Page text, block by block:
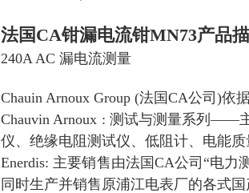
法国CA钳漏电流钳MN73产品
240A AC 漏电流测量
Chauin Arnoux Group (法国CA公司)依
Chauvin Arnoux : 测试与测量系列——
仪、绝缘电阻测试仪、低阻计、电能
Enerdis: 主要销售由法国CA公司“电
同时生产并销售原浦江电表厂的各式